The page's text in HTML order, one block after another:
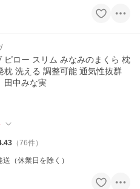
リム みなみのまくら 枕
整可能 通気性抜群
中みな実
（76件）
（休業日を除く）